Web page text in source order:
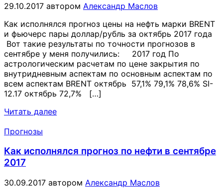
29.10.2017 автором Александр Маслов
Как исполнялся прогноз цены на нефть марки BRENT
и фьючерс пары доллар/рубль за октябрь 2017 года
Вот такие результаты по точности прогнозов в
сентябре у меня получились: 2017 год По
астрологическим расчетам по цене закрытия по
внутридневным аспектам по основным аспектам по
всем аспектам BRENT октябрь 57,1% 79,1% 78,6% SI-
12.17 октябрь 72,7% […]
Читать далее
Прогнозы
Как исполнялся прогноз по нефти в сентябре
2017
30.09.2017 автором Александр Маслов